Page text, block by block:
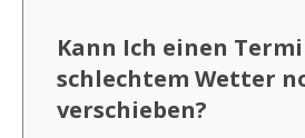
Kann Ich einen
schlechtem Wetter
verschieben?